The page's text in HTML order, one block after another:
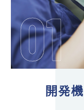
01
開発